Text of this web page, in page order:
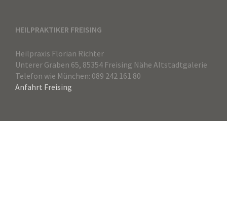
HEILPRAKTIKER FREISING
Heilpraxis Florian Richter
Unterer Graben 65, 85354 Freising Nähe Altstadtgalerie
Telefon wie München: 089 242 161 80
Anfahrt Freising